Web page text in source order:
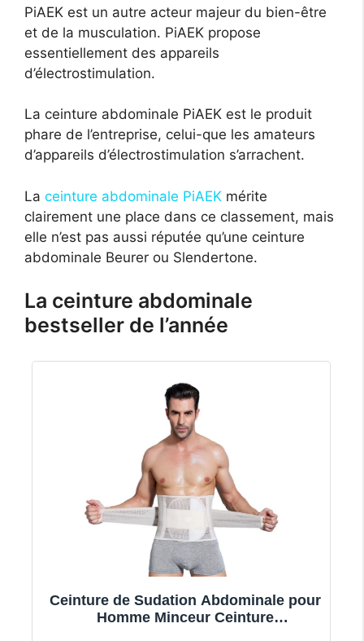
PiAEK est un autre acteur majeur du bien-être
et de la musculation. PiAEK propose
essentiellement des appareils
d’électrostimulation.
La ceinture abdominale PiAEK est le produit
phare de l’entreprise, celui-que les amateurs
d’appareils d’électrostimulation s’arrachent.
La ceinture abdominale PiAEK mérite
clairement une place dans ce classement, mais
elle n’est pas aussi réputée qu’une ceinture
abdominale Beurer ou Slendertone.
La ceinture abdominale
bestseller de l’année
Ceinture de Sudation Abdominale pour
Homme Minceur Ceinture